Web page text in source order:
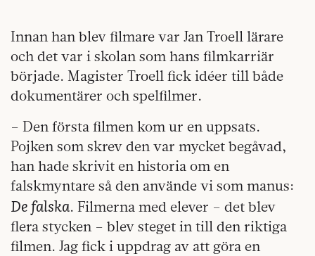
Innan han blev filmare var Jan Troell lärare
och det var i skolan som hans filmkarriär
började. Magister Troell fick idéer till både
dokumentärer och spelfilmer.
– Den första filmen kom ur en uppsats.
Pojken som skrev den var mycket begåvad,
han hade skrivit en historia om en
falskmyntare så den använde vi som manus:
De falska. Filmerna med elever – det blev
flera stycken – blev steget in till den riktiga
filmen. Jag fick i uppdrag av att göra en